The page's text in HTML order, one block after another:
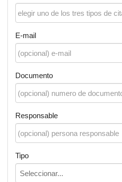
E-mail
Documento
Responsable
Tipo